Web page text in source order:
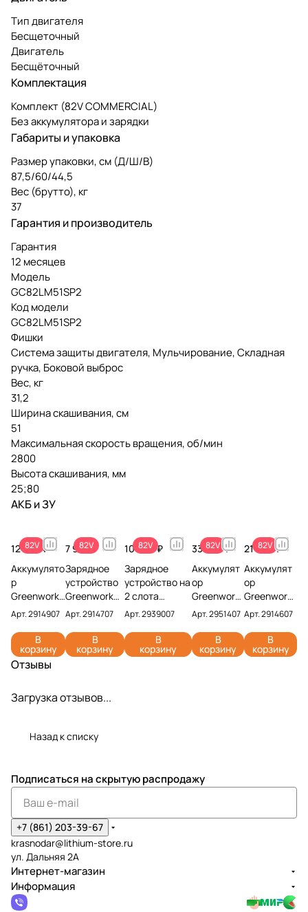
Тип двигателя
Бесщеточный
Двигатель
Бесщёточный
Комплектация
Комплект (82V COMMERCIAL)
Без аккумулятора и зарядки
Габариты и упаковка
Размер упаковки, см (Д/Ш/В)
87,5/60/44,5
Вес (брутто), кг
37
Гарантия и производитель
Гарантия
12 месяцев
Модель
GC82LM51SP2
Код модели
GC82LM51SP2
Фишки
Система защиты двигателя, Мульчирование, Складная
ручка, Боковой выброс
Вес, кг
31,2
Ширина скашивания, см
51
Максимальная скорость вращения, об/мин
2800
Высота скашивания, мм
25;80
АКБ и ЗУ
82V
12 990 ₽
Аккумулято
р
Greenworks
G82B2 82V
2914907
(2,5 Ач)
Арт.2914907
В
корзину
82V
7 990 ₽
Зарядное
устройство
Greenworks
G82C 82V
2914707 (4
А)
Арт.2914707
В
корзину
82V
10 990 ₽
Зарядное
устройство на
2 слота
Greenworks
G82C2 82V
2939007
Арт.2939007
В
корзину
82V
33 990 ₽
Аккумулят
ор
Greenwork
s G82B8
82V
2951407 (8
Ач)
Арт.2951407
В
корзину
82V
21 990 ₽
Аккумулят
ор
Greenwork
s G82B5
82V
2914607 (5
Ач)
Арт.2914607
В
корзину
Отзывы
Загрузка отзывов...
Назад к списку
Подписаться на скрытую распродажу
+7 (861) 203-39-67
krasnodar@lithium-store.ru
ул. Дальняя 2А
Интернет-магазин
Информация